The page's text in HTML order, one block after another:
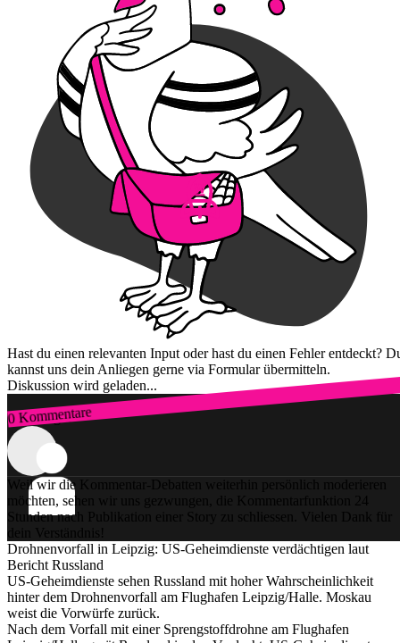
Hast du einen relevanten Input oder hast du einen Fehler entdeckt?
kannst uns dein Anliegen gerne via Formular übermitteln.
Diskussion wird geladen...
0 Kommentare
Zum Login
Weil wir die Kommentar-Debatten weiterhin persönlich moderieren
möchten, sehen wir uns gezwungen, die Kommentarfunktion 24
Stunden nach Publikation einer Story zu schliessen. Vielen Dank für
dein Verständnis!
Drohnenvorfall in Leipzig: US-Geheimdienste verdächtigen laut
Bericht Russland
US-Geheimdienste sehen Russland mit hoher Wahrscheinlichkeit
hinter dem Drohnenvorfall am Flughafen Leipzig/Halle. Moskau
weist die Vorwürfe zurück.
Nach dem Vorfall mit einer Sprengstoffdrohne am Flughafen